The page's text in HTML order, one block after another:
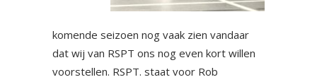
komende seizoen nog vaak zien vandaar
dat wij van RSPT ons nog even kort willen
voorstellen. RSPT. staat voor Rob